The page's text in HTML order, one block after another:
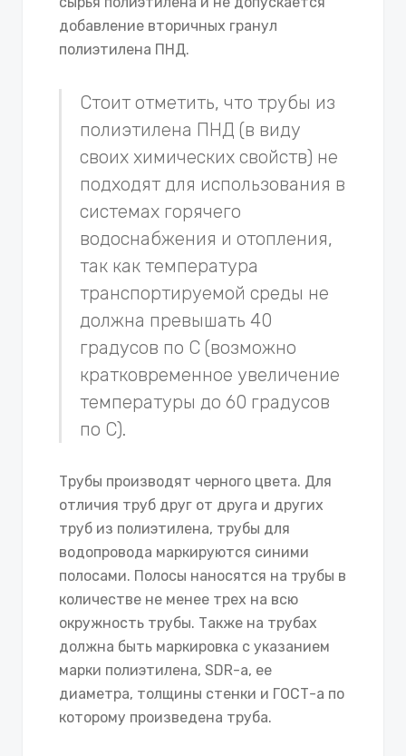
добавление вторичных гранул
полиэтилена ПНД.
Стоит отметить, что трубы из
полиэтилена ПНД (в виду
своих химических свойств) не
подходят для использования в
системах горячего
водоснабжения и отопления,
так как температура
транспортируемой среды не
должна превышать 40
градусов по С (возможно
кратковременное увеличение
температуры до 60 градусов
по С).
Трубы производят черного цвета. Для
отличия труб друг от друга и других
труб из полиэтилена, трубы для
водопровода маркируются синими
полосами. Полосы наносятся на трубы в
количестве не менее трех на всю
окружность трубы. Также на трубах
должна быть маркировка с указанием
марки полиэтилена, SDR-а, ее
диаметра, толщины стенки и ГОСТ-а по
которому произведена труба.